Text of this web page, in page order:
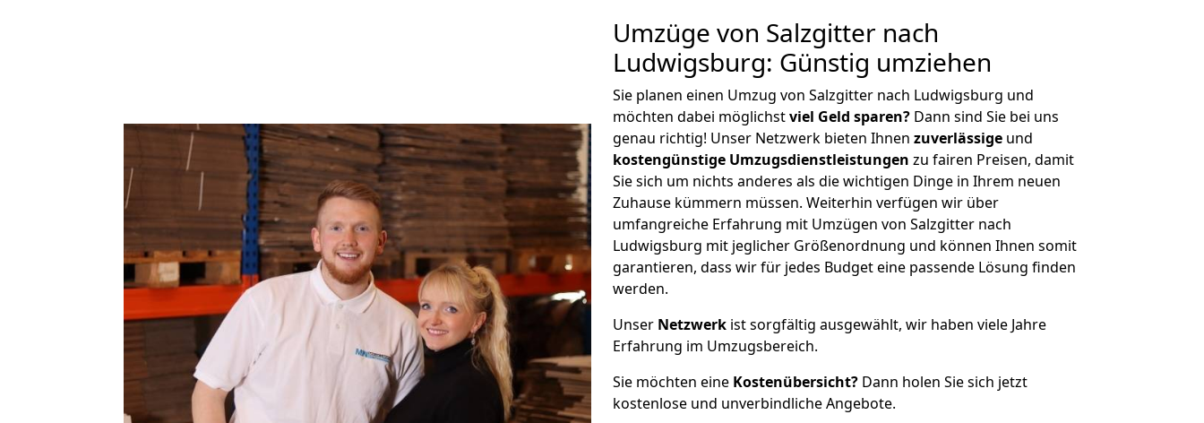
Umzüge von Salzgitter nach
Ludwigsburg: Günstig umziehen
Sie planen einen Umzug von Salzgitter nach Ludwigsburg und
möchten dabei möglichstviel Geld sparen? Dann sind Sie bei uns
genau richtig! Unser Netzwerk bieten Ihnen zuverlässige und
kostengünstige Umzugsdienstleistungen zu fairen Preisen, damit
Sie sich um nichts anderes als die wichtigen Dinge in Ihrem neuen
Zuhause kümmern müssen. Weiterhin verfügen wir über
umfangreiche Erfahrung mit Umzügen von Salzgitter nach
Ludwigsburg mit jeglicher Größenordnung und können Ihnen somit
garantieren, dass wir für jedes Budget eine passende Lösung finden
werden.
Unser Netzwerk ist sorgfältig ausgewählt, wir haben viele Jahre
Erfahrung im Umzugsbereich.
Sie möchten eine Kostenübersicht? Dann holen Sie sich jetzt
kostenlose und unverbindliche Angebote.